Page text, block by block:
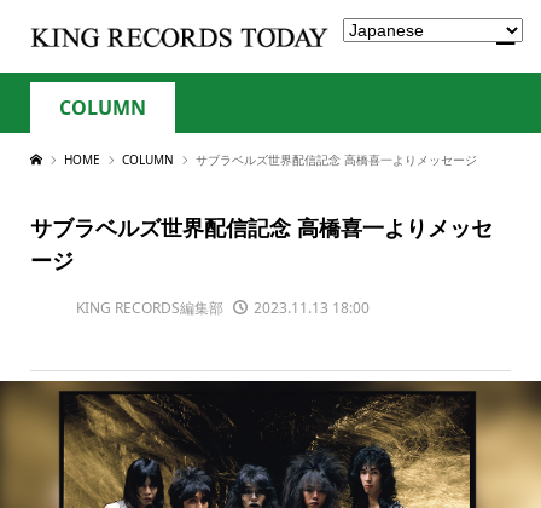
COLUMN
HOME COLUMN サブラベルズ世界配信記念 高橋喜一よりメッセージ
サブラベルズ世界配信記念 高橋喜一よりメッセ
ージ
KING RECORDS編集部 2023.11.13 18:00